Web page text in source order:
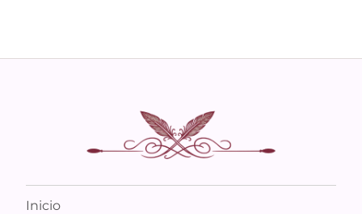
Inicio